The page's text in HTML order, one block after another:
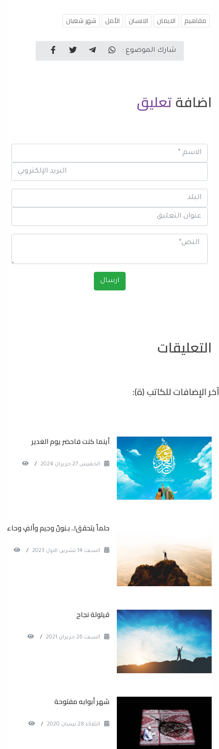
مفاهيم الايمان الانسان الأمل شهر شعبان
شارك الموضوع :
اضافةتعليق
التعليقات
آخر الإضافات للكاتب (ة):
أينما كنت فاحضر يوم الغدير
الخميس 27 حزيران 2024 /
حلماً يتحقق!.. بـنونً وجيم وألفٍ وحاء
السبت 14 تشرين الاول 2023 /
قيلولة نجاح
السبت 26 حزيران 2021 /
شهر أبوابه مفتوحة
الثلاثاء 28 نيسان 2020 /